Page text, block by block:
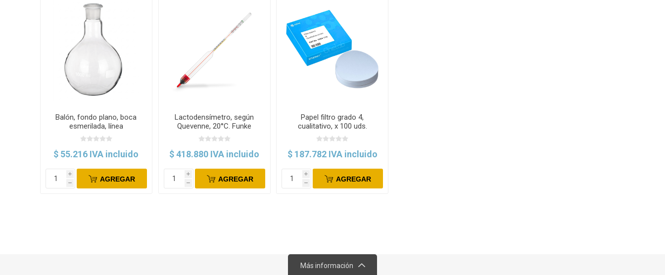
Balón, fondo plano, boca
esmerilada, línea
económica. Labscient
$ 55.216 IVA incluido
i
h AGREGAR
Lactodensímetro, según
Quevenne, 20°C. Funke
Gerber
$ 418.880 IVA incluido
i
h AGREGAR
Papel filtro grado 4,
cualitativo, x 100 uds.
Whatman
$ 187.782 IVA incluido
i
h AGREGAR
Más información